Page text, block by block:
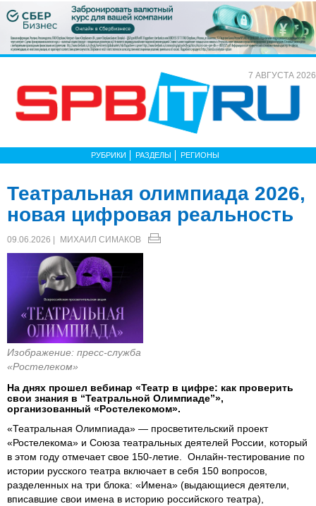
7 АВГУСТА 2026
РУБРИКИ РАЗДЕЛЫ РЕГИОНЫ
Театральная олимпиада 2026,
новая цифровая реальность
09.06.2026 | МИХАИЛ СИМАКОВ
Изображение: пресс-служба
«Ростелеком»
На днях прошел вебинар «Театр в цифре: как проверить
свои знания в “Театральной Олимпиаде”»,
организованный «Ростелекомом».
«Театральная Олимпиада» — просветительский проект
«Ростелекома» и Союза театральных деятелей России, который
в этом году отмечает свое 150-летие. Онлайн-тестирование по
истории русского театра включает в себя 150 вопросов,
разделенных на три блока: «Имена» (выдающиеся деятели,
вписавшие свои имена в историю российского театра),